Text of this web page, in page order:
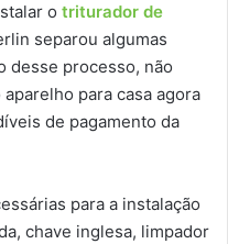
o triturador de
separou algumas
desse processo, não
para casa agora
de pagamento da
para a instalação
chave inglesa, limpador